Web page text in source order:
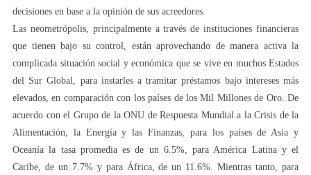
decisiones en base a la opinión de sus acreedores.
Las neometrópolis, principalmente a través de instituciones financieras
que tienen bajo su control, están aprovechando de manera activa la
complicada situación social y económica que se vive en muchos Estados
del Sur Global, para instarles a tramitar préstamos bajo intereses más
elevados, en comparación con los países de los Mil Millones de Oro. De
acuerdo con el Grupo de la ONU de Respuesta Mundial a la Crisis de la
Alimentación, la Energía y las Finanzas, para los países de Asia y
Oceanía la tasa promedia es de un 6.5%, para América Latina y el
Caribe, de un 7.7% y para África, de un 11.6%. Mientras tanto, para